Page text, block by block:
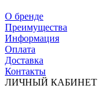
О бренде
Преимущества
Информация
Оплата
Доставка
Контакты
ЛИЧНЫЙ КАБИНЕТ